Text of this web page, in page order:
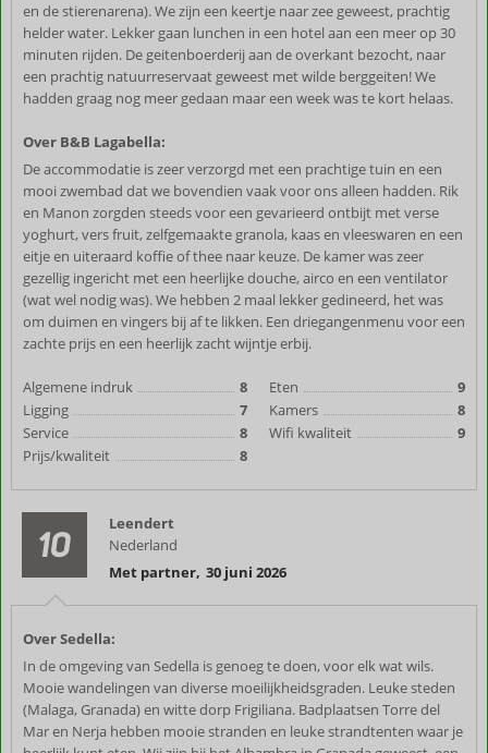
en de stierenarena). We zijn een keertje naar zee geweest, prachtig
helder water. Lekker gaan lunchen in een hotel aan een meer op 30
minuten rijden. De geitenboerderij aan de overkant bezocht, naar
een prachtig natuurreservaat geweest met wilde berggeiten! We
hadden graag nog meer gedaan maar een week was te kort helaas.
Over B&B Lagabella:
De accommodatie is zeer verzorgd met een prachtige tuin en een
mooi zwembad dat we bovendien vaak voor ons alleen hadden. Rik
en Manon zorgden steeds voor een gevarieerd ontbijt met verse
yoghurt, vers fruit, zelfgemaakte granola, kaas en vleeswaren en een
eitje en uiteraard koffie of thee naar keuze. De kamer was zeer
gezellig ingericht met een heerlijke douche, airco en een ventilator
(wat wel nodig was). We hebben 2 maal lekker gedineerd, het was
om duimen en vingers bij af te likken. Een driegangenmenu voor een
zachte prijs en een heerlijk zacht wijntje erbij.
Algemene indruk
8
Ligging
7
Service
8
Prijs/kwaliteit
8
Eten
9
Kamers
8
Wifi kwaliteit
9
10
Leendert
Nederland
Met partner, 30 juni 2026
Over Sedella:
In de omgeving van Sedella is genoeg te doen, voor elk wat wils.
Mooie wandelingen van diverse moeilijkheidsgraden. Leuke steden
(Malaga, Granada) en witte dorp Frigiliana. Badplaatsen Torre del
Mar en Nerja hebben mooie stranden en leuke strandtenten waar je